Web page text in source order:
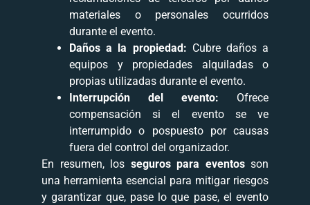
materiales o personales ocurridos
durante el evento.
Daños a la propiedad: Cubre daños a
equipos y propiedades alquiladas o
propias utilizadas durante el evento.
Interrupción del evento: Ofrece
compensación si el evento se ve
interrumpido o pospuesto por causas
fuera del control del organizador.
En resumen, los seguros para eventosson
una herramienta esencial para mitigar riesgos
y garantizar que, pase lo que pase, el evento